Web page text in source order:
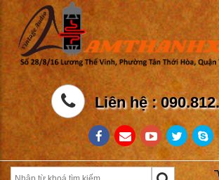
Liên hệ :